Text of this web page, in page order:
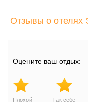
Эксперт
Отзывы о отелях
Оцените ваш отдых:
Плохой Так себе